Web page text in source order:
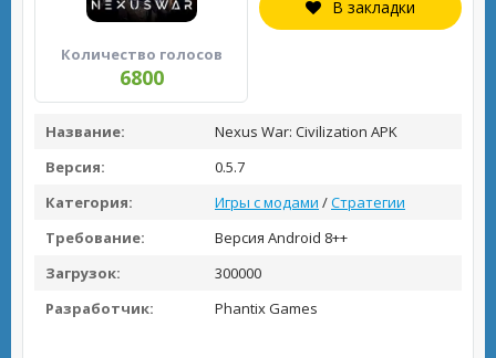
Количество голосов
6800
В закладки
Название:
Nexus War: Civilization APK
Версия:
0.5.7
Категория:
Игры с модами /Стратегии
Требование:
Версия Android 8++
Загрузок:
300000
Разработчик:
Phantix Games